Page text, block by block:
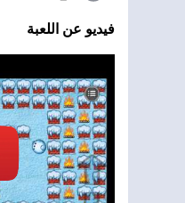
فيديو عن اللعبة